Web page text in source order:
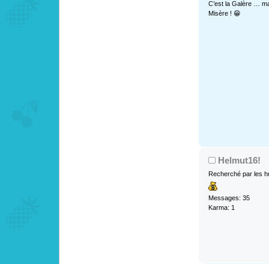
C’est la Galère …
Misère ! 😁
Helmut16!
Recherché par les
Messages: 35
Karma: 1